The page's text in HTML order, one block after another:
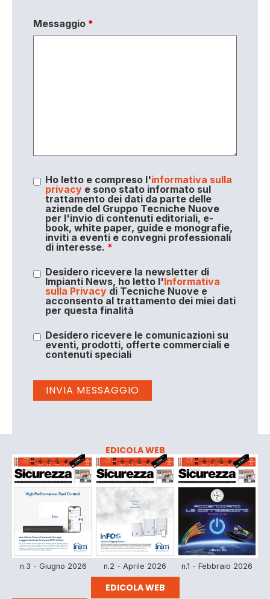
Messaggio *
Ho letto e compreso l'informativa sulla
privacye sono stato informato sul
trattamento dei dati da parte delle
aziende del Gruppo Tecniche Nuove
per l'invio di contenuti editoriali, e-
book, white paper, guide e monografie,
inviti a eventi e convegni professionali
di interesse. *
Desidero ricevere la newsletter di
Impianti News, ho letto l'Informativa
sulla Privacydi Tecniche Nuove e
acconsento al trattamento dei miei dati
per questa finalità
Desidero ricevere le comunicazioni su
eventi, prodotti, offerte commerciali e
contenuti speciali
EDICOLA WEB
n.3 - Giugno 2026 n.2 - Aprile 2026 n.1 - Febbraio 2026
EDICOLA WEB